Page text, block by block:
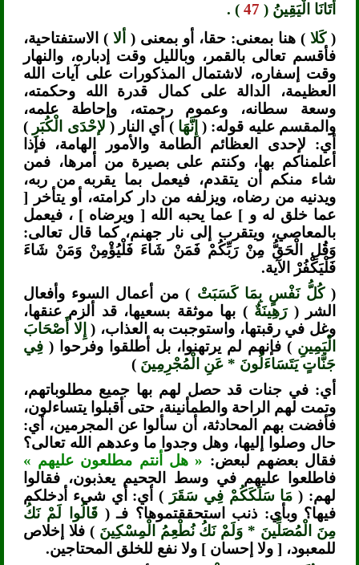
أَتَانَا الْيَقِينُ (47
) .
(كَلا ) هنا بمعنى: حقا، أو بمعنى ( ألا) الاستفتاحية،
فأقسم تعالى بالقمر، وبالليل وقت إدباره، والنهار
وقت إسفاره، لاشتمال المذكورات على آيات الله
العظيمة، الدالة على كمال قدرة الله وحكمته،
وسعة سطانه، وعموم رحمته، وإحاطة علمه،
والمقسم عليه قوله: (إِنَّهَا) أي النار ( لإحْدَى الْكُبَرِ)
أي: لإحدى العظائم الطامة والأمور الهامة، فإذا
أعلمناكم بها، وكنتم على بصيرة من أمرها، فمن
شاء منكم أن يتقدم، فيعمل بما يقربه من ربه،
ويدنيه من رضاه، ويزلفه من دار كرامته، أو يتأخر [
عما خلق له و ] عما يحبه الله [ ويرضاه ] ، فيعمل
بالمعاصي، ويتقرب إلى نار جهنم، كما قال تعالى:
وَقُلِ الْحَقُّ مِنْ رَبِّكُمْ فَمَنْ شَاءَ فَلْيُؤْمِنْ وَمَنْ شَاءَ
فَلْيَكْفُرْ الآية.
(كُلُّ نَفْسٍ بِمَا كَسَبَتْ ) من أعمال السوء وأفعال
الشر ( رَهِينَةٌ) بها موثقة بسعيها، قد ألزم عنقها،
وغل في رقبتها، واستوجبت به العذاب، (إِلا أَصْحَابَ
الْيَمِينِ ) فإنهم لم يرتهنوا، بل أطلقوا وفرحوا ( فِي
جَنَّاتٍ يَتَسَاءَلُونَ * عَنِ الْمُجْرِمِينَ )
أي: في جنات قد حصل لهم بها جميع مطلوباتهم،
وتمت لهم الراحة والطمأنينة، حتى أقبلوا يتساءلون،
فأفضت بهم المحادثة، أن سألوا عن المجرمين، أي:
حال وصلوا إليها، وهل وجدوا ما وعدهم الله تعالى؟
فقال بعضهم لبعض: « هل أنتم مطلعون عليهم »
فاطلعوا عليهم في وسط الجحيم يعذبون، فقالوا
لهم: (مَا سَلَكَكُمْ فِي سَقَرَ ) أي: أي شيء أدخلكم
فيها؟ وبأي: ذنب استحققتموها؟ فـ ( قَالُوا لَمْ نَكُ
مِنَ الْمُصَلِّينَ * وَلَمْ نَكُ نُطْعِمُ الْمِسْكِينَ) فلا إخلاص
للمعبود، [ ولا إحسان ] ولا نفع للخلق المحتاجين.